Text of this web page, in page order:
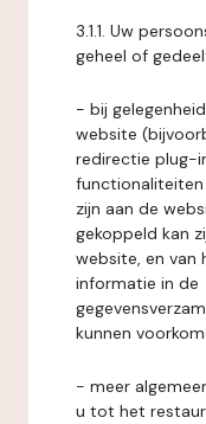
3.1.1. Uw
geheel of
- bij
website
redirectie plug-
zijn aan de
gekoppeld kan
website, en van
informatie in de
kunnen
- meer
u tot het